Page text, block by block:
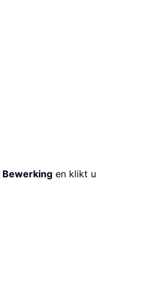
Bewerking en klikt u